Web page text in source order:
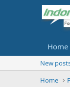
Home
New
Home